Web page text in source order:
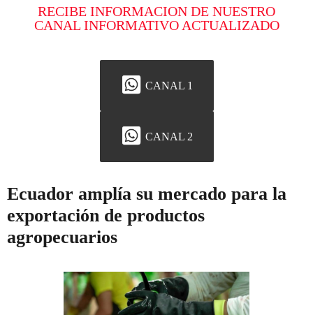
RECIBE INFORMACION DE NUESTRO
CANAL INFORMATIVO ACTUALIZADO
CANAL 1
CANAL 2
Ecuador amplía su mercado para la
exportación de productos
agropecuarios